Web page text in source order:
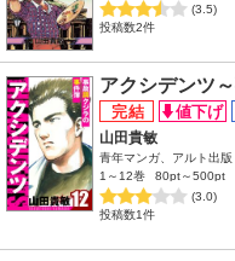
(3.5)
投稿数2件
アクシデンツ
山田貴敏
青年マンガ、アルト出版
1～12巻
80pt～500pt
(3.0)
投稿数1件